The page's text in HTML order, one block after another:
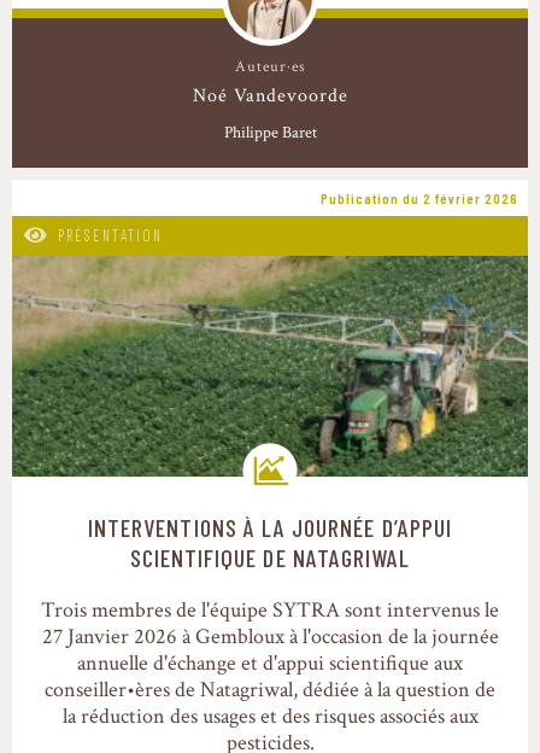
Auteur·es
Noé Vandevoorde
Philippe Baret
Publication du 2 février 2026
PRÉSENTATION
Trajectoires de transition
INTERVENTIONS À LA JOURNÉE D’APPUI
SCIENTIFIQUE DE NATAGRIWAL
Trois membres de l'équipe SYTRA sont intervenus le
27 Janvier 2026 à Gembloux à l'occasion de la journée
annuelle d'échange et d'appui scientifique aux
conseiller•ères de Natagriwal, dédiée à la question de
la réduction des usages et des risques associés aux
pesticides.